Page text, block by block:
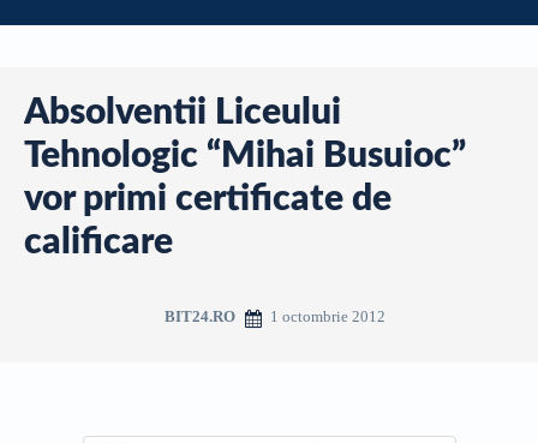
Absolventii Liceului
Tehnologic “Mihai Busuioc”
vor primi certificate de
calificare
BIT24.RO 1 octombrie 2012